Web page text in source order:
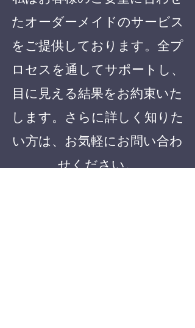
たオーダーメイドのサービス
をご提供しております。全プ
ロセスを通してサポートし、
目に見える結果をお約束いた
します。さらに詳しく知りた
い方は、お気軽にお問い合わ
せください。